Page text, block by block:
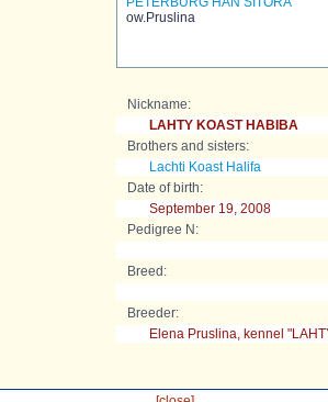
ow.Pruslina
Nickname:
LAHTY KOAST HABIBA
Brothers and sisters:
Lachti Koast Halifa
Date of birth:
September 19, 2008
Pedigree N:
Breed:
Breeder:
Elena Pruslina, kennel